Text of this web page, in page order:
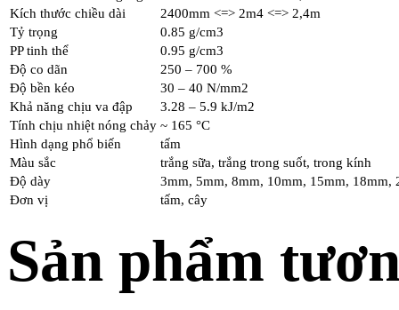
Kích thước chiều dài
2400mm <=> 2m4 <=> 2,4m
Tỷ trọng
0.85 g/cm3
PP tinh thể
0.95 g/cm3
Độ co dãn
250 – 700 %
Độ bền kéo
30 – 40 N/mm2
Khả năng chịu va đập
3.28 – 5.9 kJ/m2
Tính chịu nhiệt nóng chảy ~ 165 °C
Hình dạng phổ biến
tấm
Màu sắc
trắng sữa, trắng trong suốt, trong kính
Độ dày
3mm, 5mm, 8mm, 10mm, 15mm, 18mm,
Đơn vị
tấm, cây
Sản phẩm